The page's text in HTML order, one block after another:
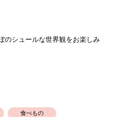
のシュールな世界観をお楽しみ
食べもの